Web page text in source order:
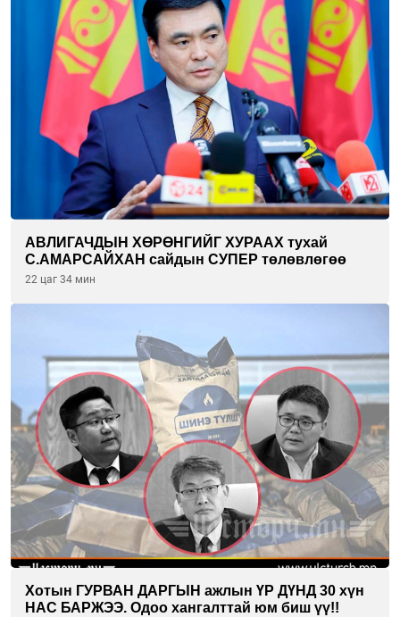
АВЛИГАЧДЫН ХӨРӨНГИЙГ ХУРААХ тухай
С.АМАРСАЙХАН сайдын СУПЕР төлөвлөгөө
22 цаг 34 мин
Хотын ГУРВАН ДАРГЫН ажлын ҮР ДҮНД 30 хүн
НАС БАРЖЭЭ. Одоо хангалттай юм биш үү!!